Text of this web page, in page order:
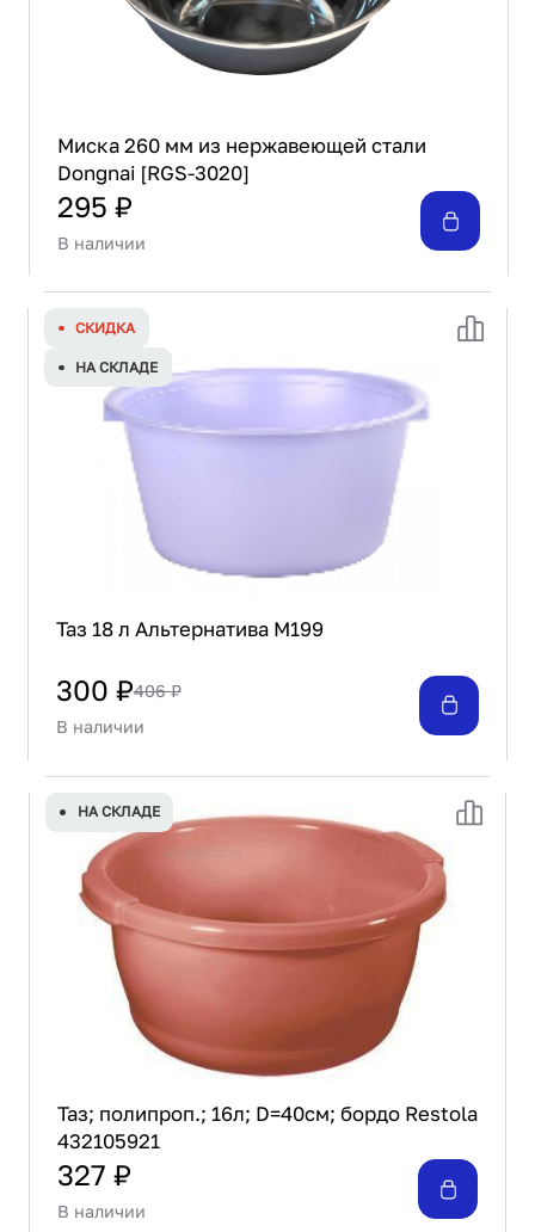
Миска 260 мм из нержавеющей стали
Dongnai [RGS-3020]
295 ₽
В наличии
Таз 18 л Альтернатива М199
300 ₽406 ₽
В наличии
СКИДКА
НА СКЛАДЕ
Таз; полипроп.; 16л; D=40см; бордо Restola
432105921
327 ₽
В наличии
НА СКЛАДЕ